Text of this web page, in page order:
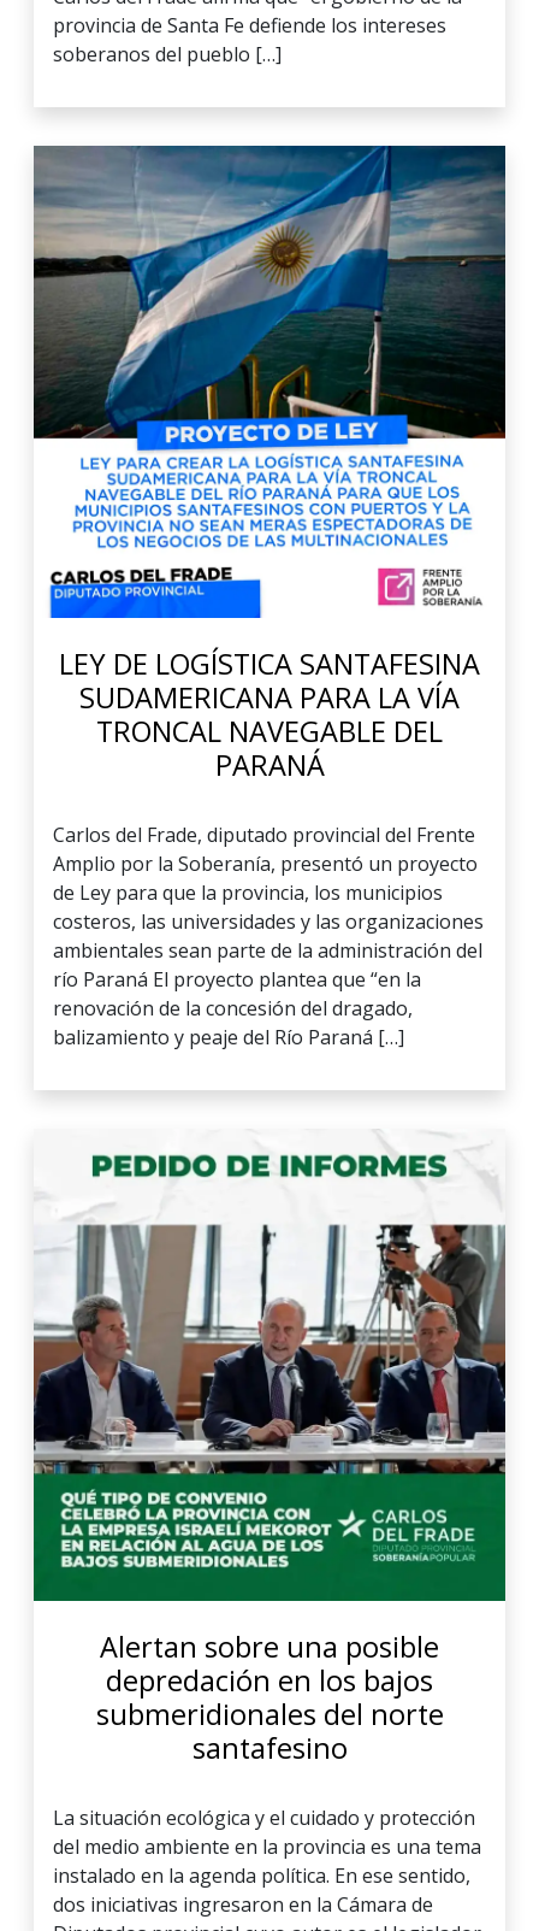
provincia de Santa Fe defiende los intereses
soberanos del pueblo […]
LEY DE LOGÍSTICA SANTAFESINA
SUDAMERICANA PARA LA VÍA
TRONCAL NAVEGABLE DEL
PARANÁ
Carlos del Frade, diputado provincial del Frente
Amplio por la Soberanía, presentó un proyecto
de Ley para que la provincia, los municipios
costeros, las universidades y las organizaciones
ambientales sean parte de la administración del
río Paraná El proyecto plantea que “en la
renovación de la concesión del dragado,
balizamiento y peaje del Río Paraná […]
Alertan sobre una posible
depredación en los bajos
submeridionales del norte
santafesino
La situación ecológica y el cuidado y protección
del medio ambiente en la provincia es una tema
instalado en la agenda política. En ese sentido,
dos iniciativas ingresaron en la Cámara de